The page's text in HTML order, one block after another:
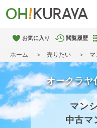
お気に入り 閲覧履歴
ホーム 売りたい マ
オークラヤ
マン
中古マ